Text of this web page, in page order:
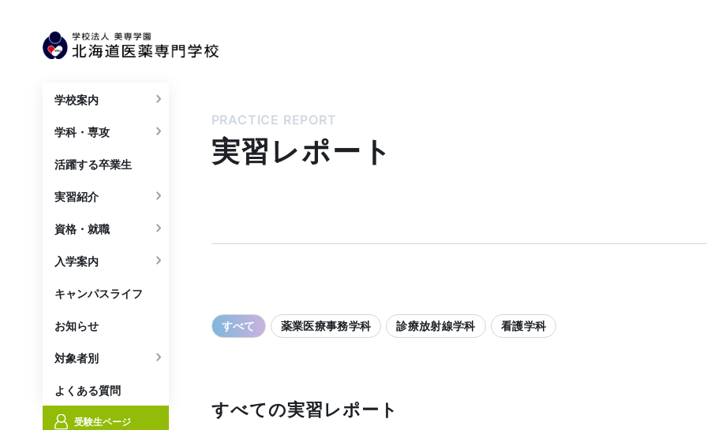
学校案内
学科・専攻
活躍する卒業生
実習紹介
資格・就職
入学案内
キャンパスライフ
お知らせ
対象者別
よくある質問
受験生ページ
実習レポート
PRACTICE REPORT
すべて 薬業医療事務学科 診療放射線学科 看護学科
すべての実習レポート